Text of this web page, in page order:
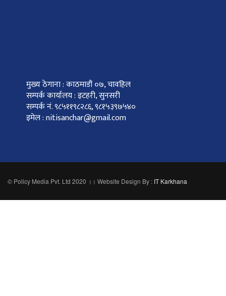
मुख्य ठेगाना : काठमाडौं ०७, चावहिल
सम्पर्क कार्यालय : इटहरी, सुनसरी
सम्पर्क नं. ९८५११९८२८६, ९८१५३९७५४०
इमेल : nitisanchar@gmail.com
© Policy Media Pvt. Ltd 2020 ।। Website Design By : IT Karkhana